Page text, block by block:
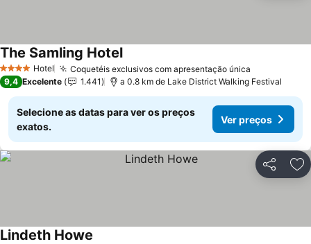
4 EstrelasHotel Coquetéis exclusivos com apresentação única
The Samling HotelVer preços
9,4 Excelente 1.441 a 0.8 km de Lake District Walking Festival
Selecione as datas para ver os preços
exatos.
Ver preços
Partilhar
Lindeth Howe